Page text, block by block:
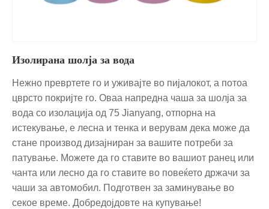
Изолирана шолја за вода
Нежно превртете го и уживајте во пијалокот, а потоа
цврсто покријте го. Оваа напредна чаша за шолја за
вода со изолација од 75 Jianyang, отпорна на
истекување, е лесна и тенка и верувам дека може да
стане производ дизајниран за вашите потреби за
патување. Можете да го ставите во вашиот ранец или
чанта или лесно да го ставите во повеќето држачи за
чаши за автомобил. Подготвен за заминување во
секое време. Добредојдовте на купување!